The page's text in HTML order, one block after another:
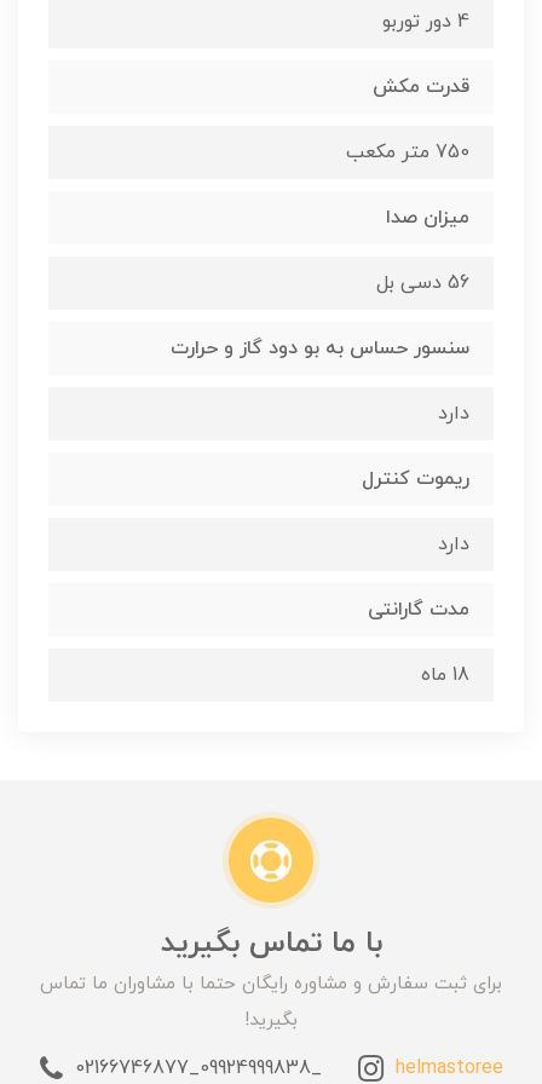
4 دور توربو
قدرت مکش
750 متر مکعب
میزان صدا
56 دسی بل
سنسور حساس به بو دود گاز و حرارت
دارد
ریموت کنترل
دارد
مدت گارانتی
18 ماه
با ما تماس بگیرید
برای ثبت سفارش و مشاوره رایگان حتما با مشاوران ما تماس
بگیرید!
helmastoree
_09924999838_02166746877